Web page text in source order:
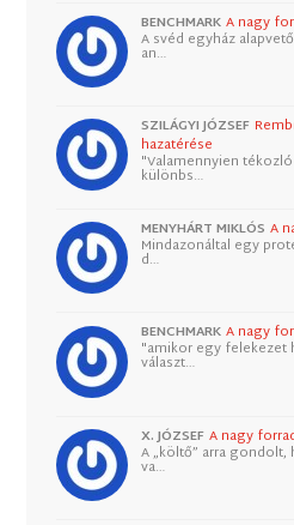
BENCHMARK A nagy
A svéd egyház
an…
SZILÁGYI JÓZSEF
hazatérése
"Valamennyien
különbs…
MENYHÁRT MIKLÓS A
Mindazonáltal egy
d…
BENCHMARK A nagy
"amikor egy felekezet
választ…
X. JÓZSEF A nagy
A „költő” arra
va…